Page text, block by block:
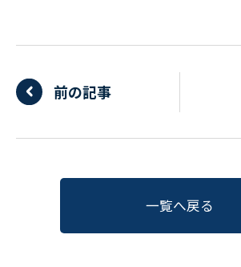
前の記事
一覧へ戻る